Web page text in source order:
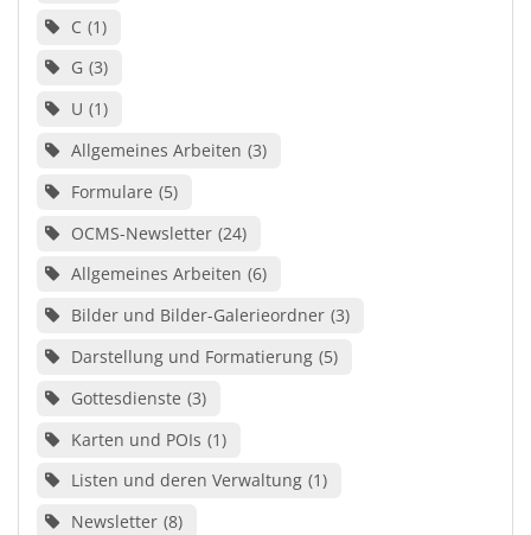
C 1
G 3
U 1
Allgemeines Arbeiten 3
Formulare 5
OCMS-Newsletter 24
Allgemeines Arbeiten 6
Bilder und Bilder-Galerieordner 3
Darstellung und Formatierung 5
Gottesdienste 3
Karten und POIs 1
Listen und deren Verwaltung 1
Newsletter 8